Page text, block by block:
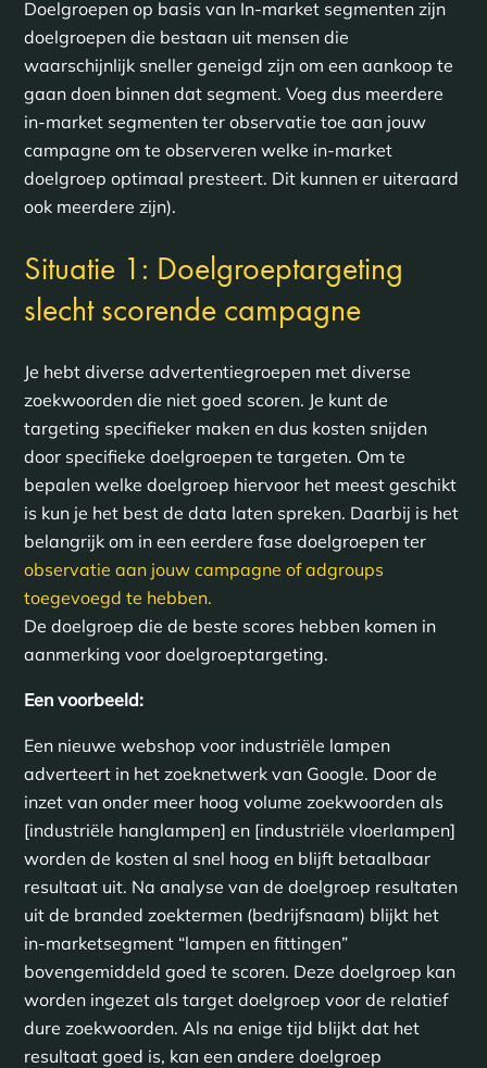
Doelgroepen op basis van In-market segmenten zijn
doelgroepen die bestaan uit mensen die
waarschijnlijk sneller geneigd zijn om een aankoop te
gaan doen binnen dat segment. Voeg dus meerdere
in-market segmenten ter observatie toe aan jouw
campagne om te observeren welke in-market
doelgroep optimaal presteert. Dit kunnen er uiteraard
ook meerdere zijn).
Situatie 1: Doelgroeptargeting
slecht scorende campagne
Je hebt diverse advertentiegroepen met diverse
zoekwoorden die niet goed scoren. Je kunt de
targeting specifieker maken en dus kosten snijden
door specifieke doelgroepen te targeten. Om te
bepalen welke doelgroep hiervoor het meest geschikt
is kun je het best de data laten spreken. Daarbij is het
belangrijk om in een eerdere fase doelgroepen ter
observatie aan jouw campagne of adgroups
toegevoegd te hebben.
De doelgroep die de beste scores hebben komen in
aanmerking voor doelgroeptargeting.
Een voorbeeld:
Een nieuwe webshop voor industriële lampen
adverteert in het zoeknetwerk van Google. Door de
inzet van onder meer hoog volume zoekwoorden als
[industriële hanglampen] en [industriële vloerlampen]
worden de kosten al snel hoog en blijft betaalbaar
resultaat uit. Na analyse van de doelgroep resultaten
uit de branded zoektermen (bedrijfsnaam) blijkt het
in-marketsegment “lampen en fittingen”
bovengemiddeld goed te scoren. Deze doelgroep kan
worden ingezet als target doelgroep voor de relatief
dure zoekwoorden. Als na enige tijd blijkt dat het
resultaat goed is, kan een andere doelgroep